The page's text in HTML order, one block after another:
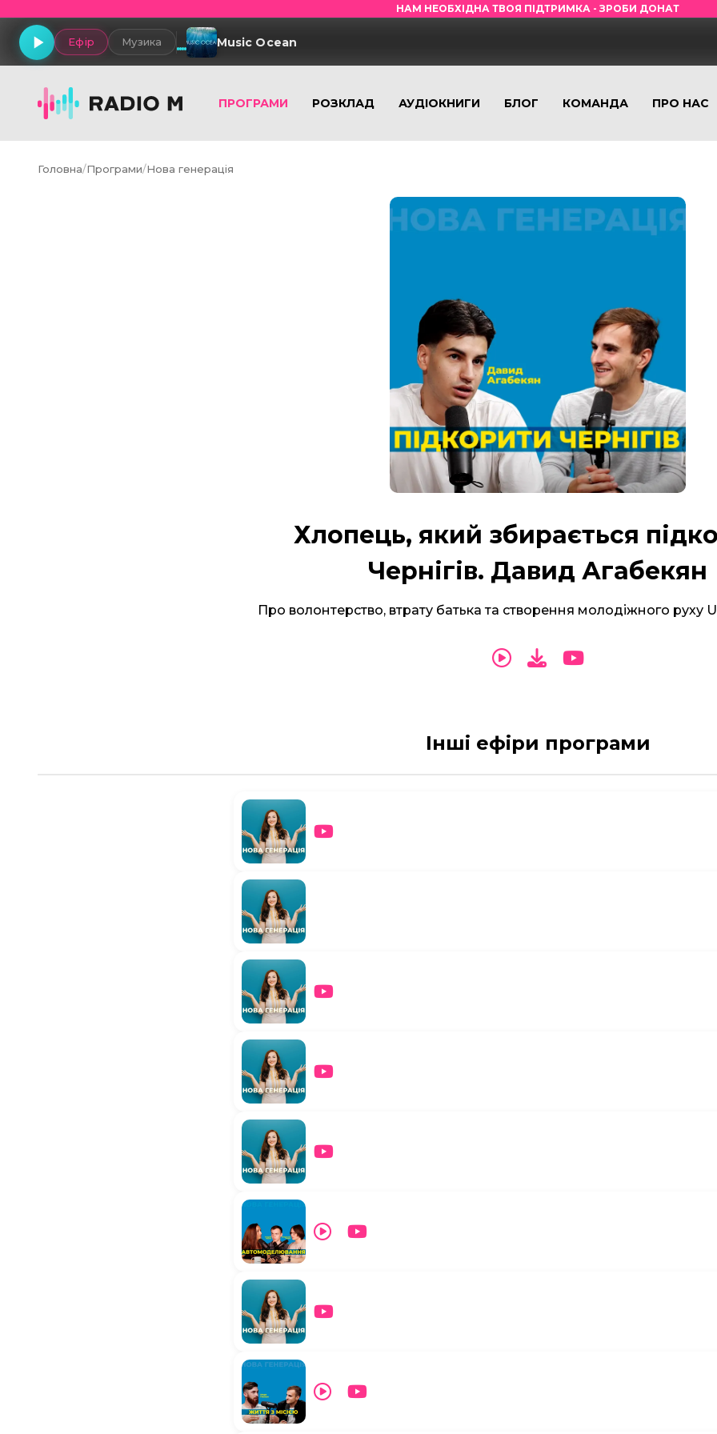
НАМ НЕОБХІДНА ТВОЯ ПІДТРИМКА - ЗРОБИ ДОНАТ
Ефір Музика Music Ocean
ПРОГРАМИ РОЗКЛАД АУДІОКНИГИ БЛОГ КОМАНДА ПРО НАС
Головна/Програми/Нова генерація
Хлопець, який збирається
Чернігів. Давид Агабекян
Про волонтерство, втрату батька та створення молодіжного руху
Інші ефіри програми